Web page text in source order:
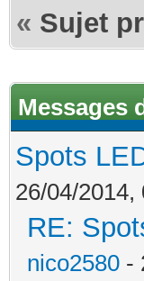
« Sujet
Messages
Spots
26/04/2014,
RE:
nico2580 -